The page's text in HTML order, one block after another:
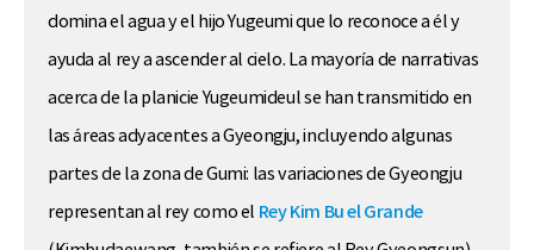
domina el agua y el hijo Yugeumi que lo reconoce a él y
ayuda al rey a ascender al cielo. La mayoría de narrativas
acerca de la planicie Yugeumideul se han transmitido en
las áreas adyacentes a Gyeongju, incluyendo algunas
partes de la zona de Gumi: las variaciones de Gyeongju
representan al rey como el Rey Kim Bu el Grande